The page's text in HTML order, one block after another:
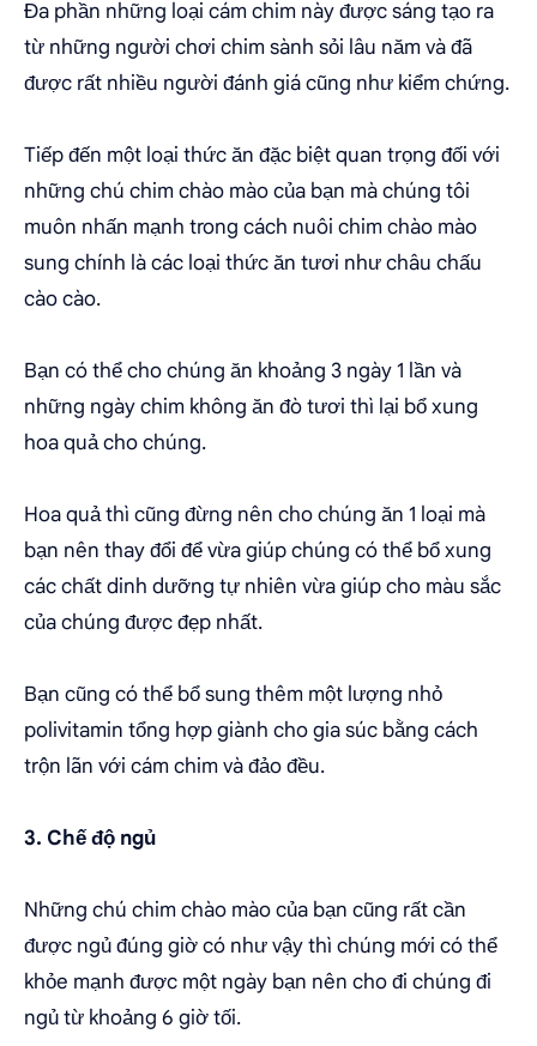
Đa phần những loại cám chim này được sáng tạo ra
từ những người chơi chim sành sỏi lâu năm và đã
được rất nhiều người đánh giá cũng như kiểm chứng.
Tiếp đến một loại thức ăn đặc biệt quan trọng đối với
những chú chim chào mào của bạn mà chúng tôi
muôn nhấn mạnh trong cách nuôi chim chào mào
sung chính là các loại thức ăn tươi như châu chấu
cào cào.
Bạn có thể cho chúng ăn khoảng 3 ngày 1 lần và
những ngày chim không ăn đò tươi thì lại bổ xung
hoa quả cho chúng.
Hoa quả thì cũng đừng nên cho chúng ăn 1 loại mà
bạn nên thay đổi để vừa giúp chúng có thể bổ xung
các chất dinh dưỡng tự nhiên vừa giúp cho màu sắc
của chúng được đẹp nhất.
Bạn cũng có thể bổ sung thêm một lượng nhỏ
polivitamin tổng hợp giành cho gia súc bằng cách
trộn lãn với cám chim và đảo đều.
3. Chế độ ngủ
Những chú chim chào mào của bạn cũng rất cần
được ngủ đúng giờ có như vậy thì chúng mới có thể
khỏe mạnh được một ngày bạn nên cho đi chúng đi
ngủ từ khoảng 6 giờ tối.